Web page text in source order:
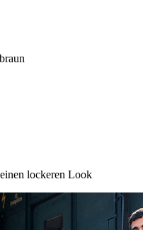
lockeren Look